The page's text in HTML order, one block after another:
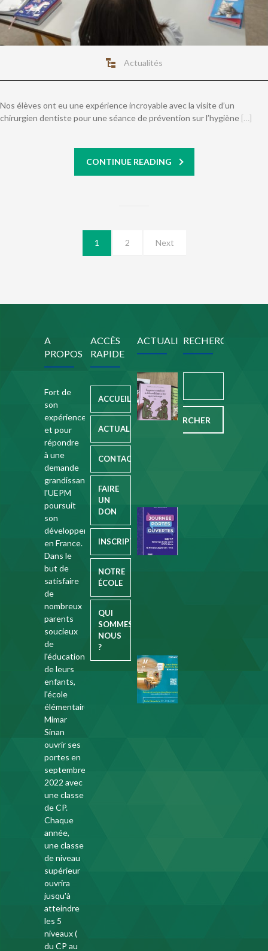
Actualités
Nos élèves ont eu une expérience incroyable avec la visite d’un
chirurgien dentiste pour une séance de prévention sur l’hygiène […]
CONTINUE READING
1 2 Next
A
PROPOS
Fort de
son
expérience
et pour
répondre
à une
demande
grandissante,
l'UEPM
poursuit
son
développement
en France.
Dans le
but de
satisfaire
de
nombreux
parents
soucieux
de
l'éducation
de leurs
enfants,
l'école
élémentaire
Mimar
Sinan
ouvrir ses
portes en
septembre
2022 avec
une classe
de CP.
Chaque
année,
une classe
de niveau
supérieur
ouvrira
jusqu'à
atteindre
les 5
niveaux (
du CP au
ACCÈS
RAPIDE
ACCUEIL
ACTUALITÉS
CONTACT
FAIRE
UN
DON
INSCRIPTION
NOTRE
ÉCOLE
QUI
SOMMES-
NOUS
?
ACTUALITÉ
rencontre
avec
Nathalie
RECHERCHE